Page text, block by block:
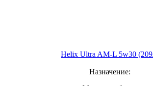
Helix Ultra AM-L 5w30
Назначение: